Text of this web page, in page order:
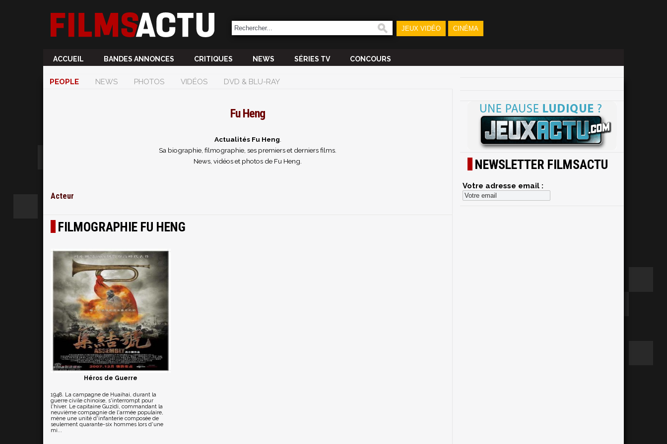
JEUX VIDÉO CINÉMA
ACCUEIL BANDES ANNONCES CRITIQUES NEWS SÉRIES TV CONCOURS
PEOPLE NEWS PHOTOS VIDÉOS DVD & BLU-RAY
Fu Heng
Actualités Fu Heng
Sa biographie, filmographie, ses premiers et derniers films.
News, vidéos et photos de Fu Heng.
Acteur
FILMOGRAPHIE FU HENG
Héros de Guerre
1948. La campagne de Huaihai, durant la
guerre civile chinoise, s'interrompt pour
l'hiver. Le capitaine Guzidi, commandant la
neuvième compagnie de l'armée populaire,
mène une unité d'infanterie composée de
seulement quarante-six hommes lors d'une
mi...
NEWSLETTER FILMSACTU
Votre adresse email :